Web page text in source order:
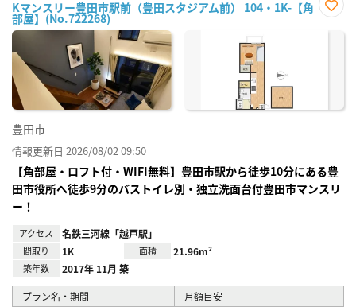
Kマンスリー豊田市駅前（豊田スタジアム前） 104・1K-【角
部屋】(No.722268)
に入
豊田市
情報更新日 2026/08/02 09:50
【角部屋・ロフト付・WIFI無料】豊田市駅から徒歩10分にある豊
田市役所へ徒歩9分のバストイレ別・独立洗面台付豊田市マンスリ
ー！
アクセス 名鉄三河線「越戸駅」
間取り 1K 面積 21.96m²
築年数 2017年 11月 築
プラン名・期間 月額目安